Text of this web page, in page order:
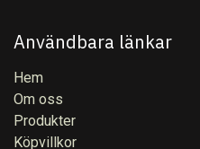
Användbara länkar
Hem
Om oss
Produkter
Köpvillkor